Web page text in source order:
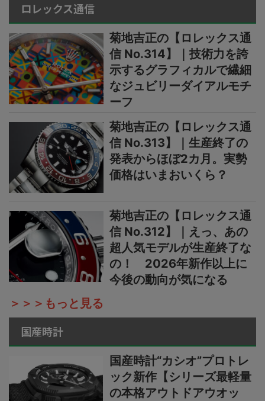
ロレックス通信
菊地吉正の【ロレックス通
信 No.314】｜技術力を誇
示するグラフィカルで繊細
なジュビリーダイアルモチ
ーフ
菊地吉正の【ロレックス通
信 No.313】｜生産終了の
発表からほぼ2カ月。実勢
価格はいまおいくら？
菊地吉正の【ロレックス通
信 No.312】｜えっ、あの
超人気モデルが生産終了な
の！ 2026年新作以上に
今後の動向が気になる
＞＞＞もっと見る
国産時計
国産時計“カシオ”プロトレ
ック新作【シリーズ最軽量
の本格アウトドアウオッ